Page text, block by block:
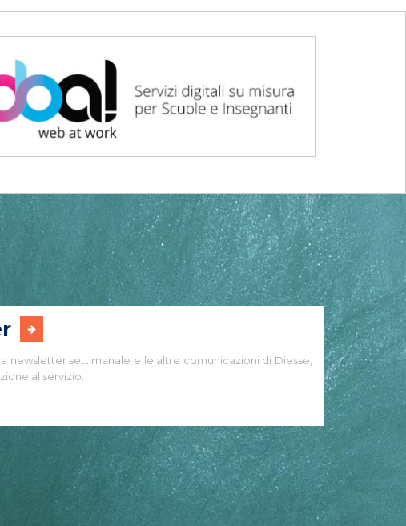
newsletter settimanale e le altre comunicazioni di Diesse,
al servizio.